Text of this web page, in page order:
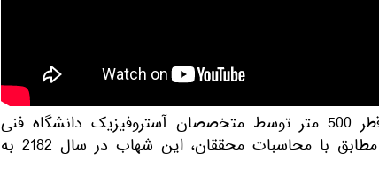
شهاب سنگ «بنو» با قطر 500 متر توسط متخصصان آستروفیزیک دانشگاه فنی
ماساچوست کشف شد. مطابق با محاسبات محققان، این شهاب در سال 2182 به